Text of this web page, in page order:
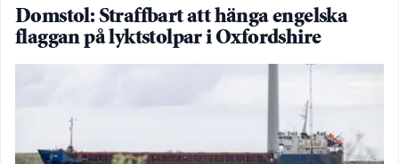
Domstol: Straffbart att hänga engelska
flaggan på lyktstolpar i Oxfordshire